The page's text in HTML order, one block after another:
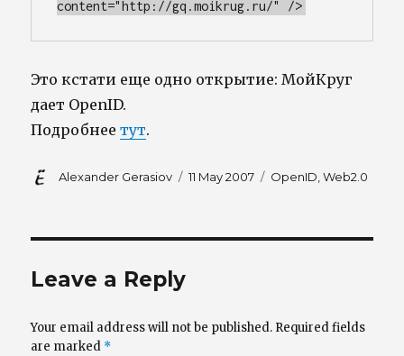
content="http://gq.moikrug.ru/" />
Это кстати еще одно открытие: МойКруг
дает OpenID.
Подробнеетут.
Author
Alexander Gerasiov
Posted
11 May 2007 Tags
OpenID ,Web2.0
Leave a Reply
Your email address will not be published. Required fields
are marked *